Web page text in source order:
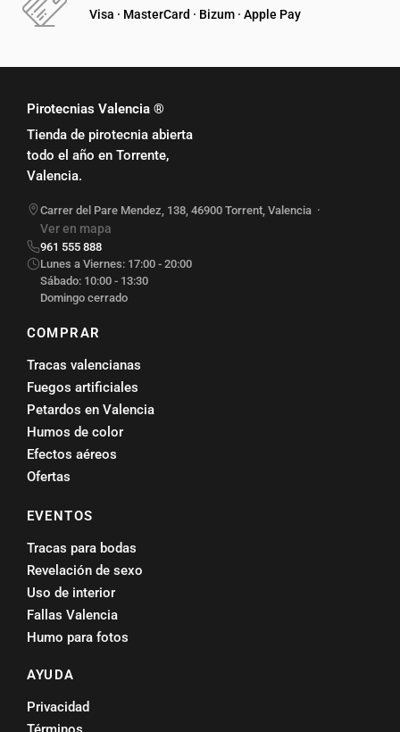
Visa · MasterCard · Bizum · Apple Pay
Pirotecnias Valencia ®
Tienda de pirotecnia abierta
todo el año en Torrente,
Valencia.
Carrer del Pare Mendez, 138, 46900 Torrent, Valencia ·
Ver en mapa
961 555 888
Lunes a Viernes: 17:00 - 20:00
Sábado: 10:00 - 13:30
Domingo cerrado
COMPRAR
Tracas valencianas
Fuegos artificiales
Petardos en Valencia
Humos de color
Efectos aéreos
Ofertas
EVENTOS
Tracas para bodas
Revelación de sexo
Uso de interior
Fallas Valencia
Humo para fotos
AYUDA
Privacidad